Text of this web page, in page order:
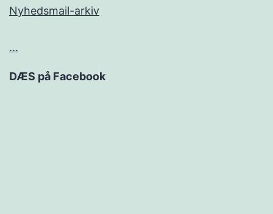
Nyhedsmail-arkiv
...
DÆS på Facebook